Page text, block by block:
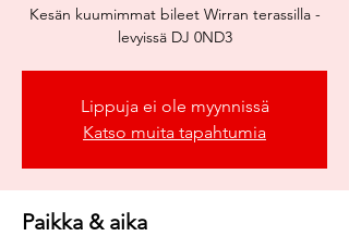
Kesän kuumimmat bileet Wirran terassilla -
levyissä DJ 0ND3
Lippuja ei ole myynnissä
Katso muita tapahtumia
Paikka & aika